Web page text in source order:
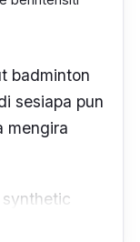
badminton
sesiapa pun
mengira
synthetic